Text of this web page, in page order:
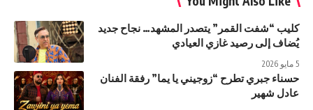
كليب “شفت القمر” يتصدر المشهد… نجاح جديد
يُضاف إلى رصيد غازي العيادي
حسناء جبري تطرح “زوجيني يا يما” رفقة الفنان
عادل شهير